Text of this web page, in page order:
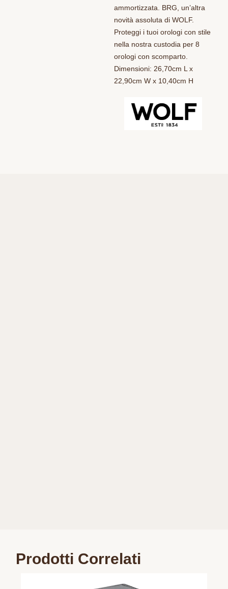
ammortizzata. BRG, un’altra
novità assoluta di WOLF.
Proteggi i tuoi orologi con stile
nella nostra custodia per 8
orologi con scomparto.
Dimensioni: 26,70cm L x
22,90cm W x 10,40cm H
Prodotti Correlati